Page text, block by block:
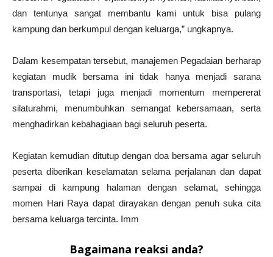
dan tentunya sangat membantu kami untuk bisa pulang
kampung dan berkumpul dengan keluarga,” ungkapnya.
Dalam kesempatan tersebut, manajemen Pegadaian berharap
kegiatan mudik bersama ini tidak hanya menjadi sarana
transportasi, tetapi juga menjadi momentum mempererat
silaturahmi, menumbuhkan semangat kebersamaan, serta
menghadirkan kebahagiaan bagi seluruh peserta.
Kegiatan kemudian ditutup dengan doa bersama agar seluruh
peserta diberikan keselamatan selama perjalanan dan dapat
sampai di kampung halaman dengan selamat, sehingga
momen Hari Raya dapat dirayakan dengan penuh suka cita
bersama keluarga tercinta. Imm
Bagaimana reaksi anda?